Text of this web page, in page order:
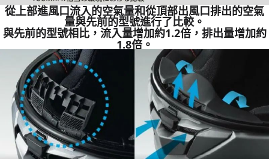
從上部進風口流入的空氣量和從頂部出風口排出的空氣
量與先前的型號進行了比較。
與先前的型號相比，流入量增加約1.2倍，排出量增加約
1.8倍。